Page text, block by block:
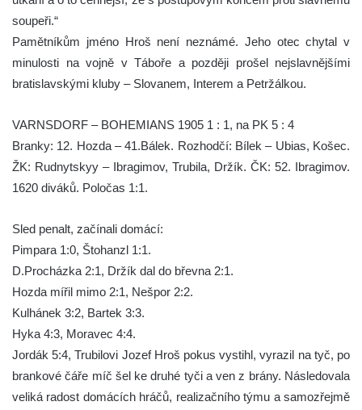
soupeři.“
Pamětníkům jméno Hroš není neznámé. Jeho otec chytal v
minulosti na vojně v Táboře a později prošel nejslavnějšími
bratislavskými kluby – Slovanem, Interem a Petržálkou.
VARNSDORF – BOHEMIANS 1905 1 : 1, na PK 5 : 4
Branky: 12. Hozda – 41.Bálek. Rozhodčí: Bílek – Ubias, Košec.
ŽK: Rudnytskyy – Ibragimov, Trubila, Držík. ČK: 52. Ibragimov.
1620 diváků. Poločas 1:1.
Sled penalt, začínali domácí:
Pimpara 1:0, Štohanzl 1:1.
D.Procházka 2:1, Držík dal do břevna 2:1.
Hozda mířil mimo 2:1, Nešpor 2:2.
Kulhánek 3:2, Bartek 3:3.
Hyka 4:3, Moravec 4:4.
Jordák 5:4, Trubilovi Jozef Hroš pokus vystihl, vyrazil na tyč, po
brankové čáře míč šel ke druhé tyči a ven z brány. Následovala
veliká radost domácích hráčů, realizačního týmu a samozřejmě